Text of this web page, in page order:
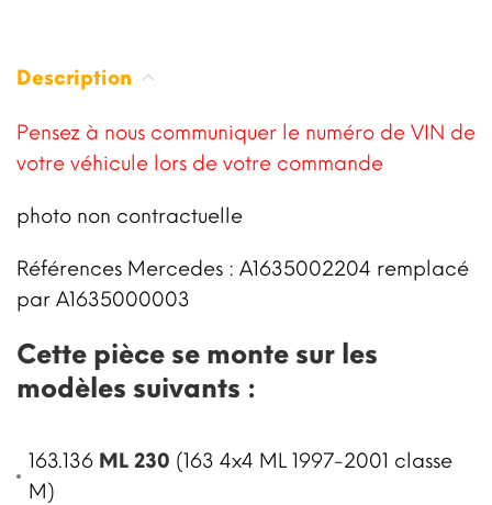
Description
Pensez à nous communiquer le numéro de VIN de
votre véhicule lors de votre commande
photo non contractuelle
Références Mercedes : A1635002204 remplacé
par A1635000003
Cette pièce se monte sur les
modèles suivants :
163.136 ML 230 (163 4x4 ML 1997-2001 classe
M)